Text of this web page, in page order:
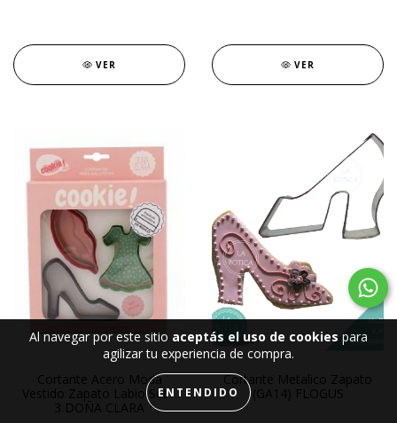
Al navegar por este sitio aceptás el uso de cookies para
agilizar tu experiencia de compra.
ENTENDIDO
VER VER
Cortante Acero Moda
Vestido Zapato Labio Set x
3 DOÑA CLARA
Cortante Metalico Zapato
(GA14) FLOGUS